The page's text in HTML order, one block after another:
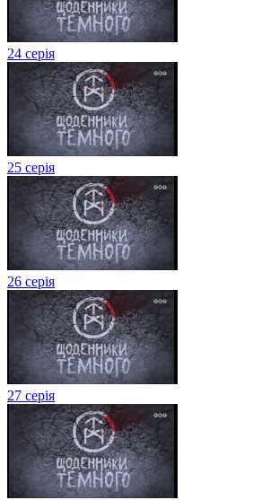
24 серія
25 серія
26 серія
27 серія